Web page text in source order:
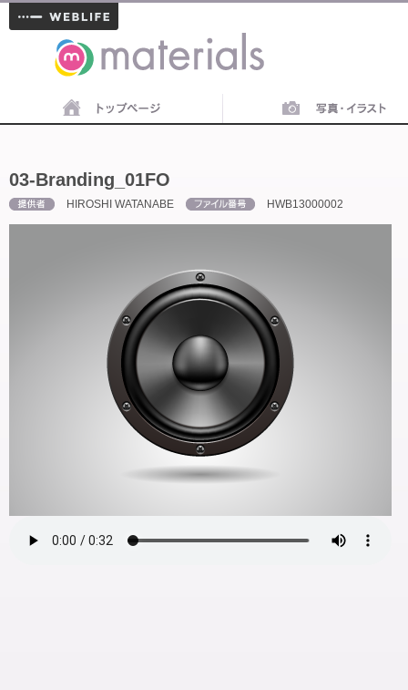
materials
03-Branding_01FO
HIROSHI WATANABE HWB13000002